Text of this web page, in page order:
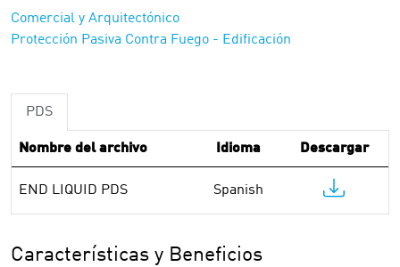
Comercial y Arquitectónico
Protección Pasiva Contra Fuego - Edificación
PDS
Nombre del archivo Idioma Descargar
END LIQUID PDS Spanish
Características y Beneficios